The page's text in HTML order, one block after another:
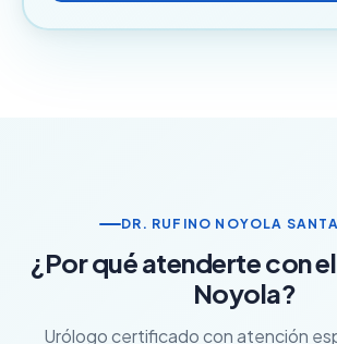
DR. RUFINO NOYOLA
¿Por qué atenderte con
Noyola?
Urólogo certificado con atención